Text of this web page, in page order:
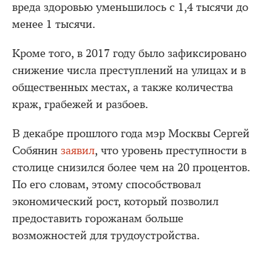
вреда здоровью уменьшилось с 1,4 тысячи до
менее 1 тысячи.
Кроме того, в 2017 году было зафиксировано
снижение числа преступлений на улицах и в
общественных местах, а также количества
краж, грабежей и разбоев.
В декабре прошлого года мэр Москвы Сергей
Собянин заявил, что уровень преступности в
столице снизился более чем на 20 процентов.
По его словам, этому способствовал
экономический рост, который позволил
предоставить горожанам больше
возможностей для трудоустройства.